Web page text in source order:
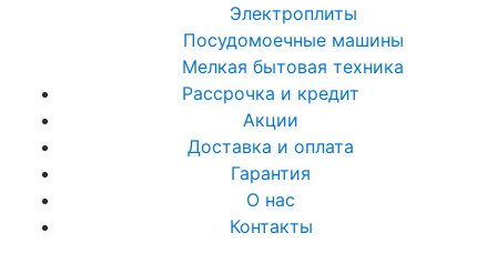
Электроплиты
Посудомоечные машины
Мелкая бытовая техника
Рассрочка и кредит
Акции
Доставка и оплата
Гарантия
О нас
Контакты